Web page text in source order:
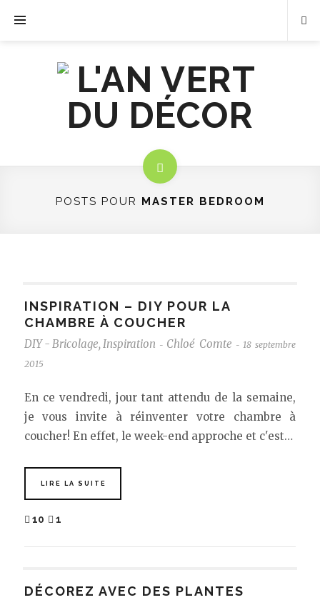
POSTS POUR MASTER BEDROOM
INSPIRATION – DIY POUR LA
CHAMBRE À COUCHER
DIY - Bricolage, Inspiration - Chloé Comte - 18 septembre
2015
En ce vendredi, jour tant attendu de la semaine,
je vous invite à réinventer votre chambre à
coucher! En effet, le week-end approche et c'est…
LIRE LA SUITE
10 1
DÉCOREZ AVEC DES PLANTES